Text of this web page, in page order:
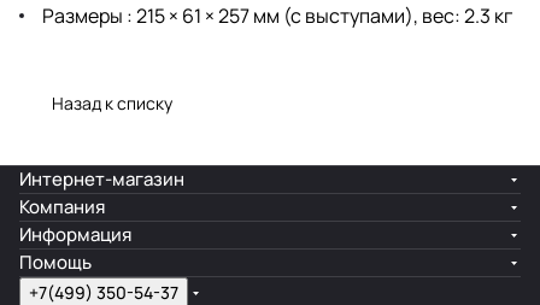
Размеры : 215 × 61 × 257 мм (с выступами), вес: 2.3 кг
Назад к списку
Интернет-магазин
Компания
Информация
Помощь
+7(499) 350-54-37